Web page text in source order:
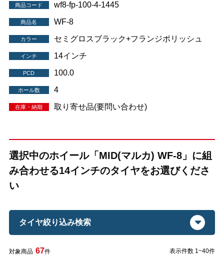
商品コード wf8-fp-100-4-1445
商品名 WF-8
カラー セミグロスブラック+フランジポリッシュ
インチ 14インチ
PCD 100.0
ホール数 4
在庫・納期 取り寄せ品(要問い合わせ)
選択中のホイール「MID(マルカ) WF-8」に組
み合わせる14インチのタイヤをお選びくださ
い
タイヤ絞り込み検索
対象商品 67件 表示件数 1~40件